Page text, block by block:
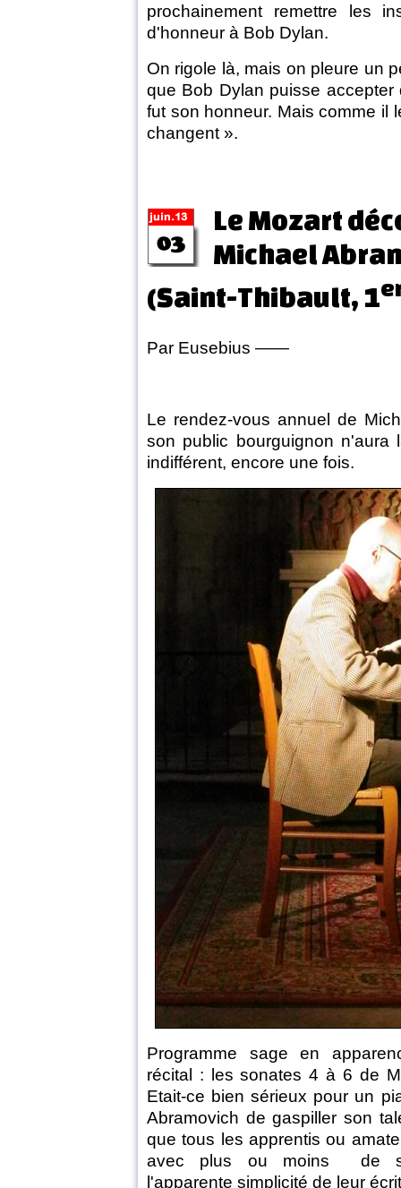
prochainement remettre les
d'honneur à Bob Dylan.
On rigole là, mais on pleure un
que Bob Dylan puisse
fut son honneur. Mais comme il
changent ».
Le Mozart
Michael
(Saint-Thibault, 1
Par Eusebius ——
Le rendez-vous annuel de
son public bourguignon n'aura
indifférent, encore une fois.
Programme sage en
récital : les sonates 4 à 6 de
Etait-ce bien sérieux pour un
Abramovich de gaspiller son
que tous les apprentis ou
avec plus ou moins de
l'apparente simplicité de leur